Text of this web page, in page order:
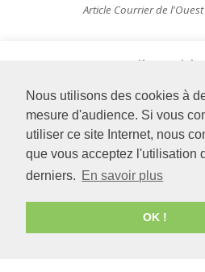
Nous utilisons des cookies à
mesure d'audience. Si vous
utiliser ce site Internet, nous
que vous acceptez l'utilisation
derniers. En savoir plus
OK !
Article Courrier de
Siège social
-BP 71857
01
02 41 68 98 50
Création :Agence de